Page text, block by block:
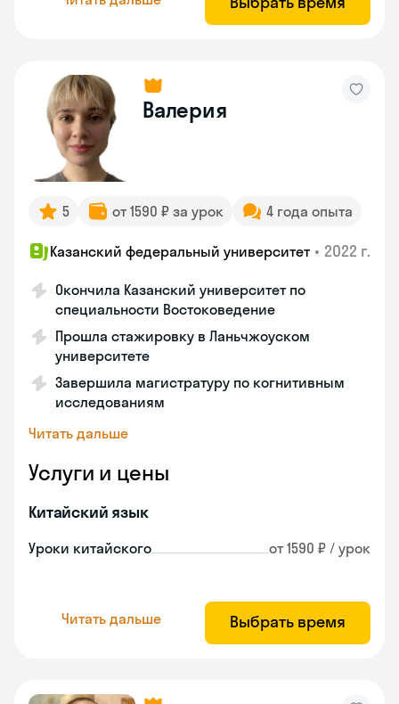
Валерия
5 от 1590 ₽ за урок 4 года опыта
Казанский федеральный университет • 2022 г.
Окончила Казанский университет по
специальности Востоковедение
Прошла стажировку в Ланьчжоуском
университете
Завершила магистратуру по когнитивным
исследованиям
Читать дальше
Услуги и цены
Китайский язык
Уроки китайского от 1590 ₽ / урок
Читать дальше Выбрать время